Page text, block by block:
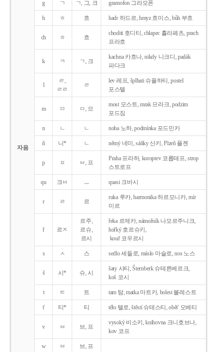
자음
g ㄱ ㄱ, 그, 크 gramofon 그라모폰
h ㅎ 흐 hadr 하드르, hmyz 흐미스, bůh 부흐
ch ㅎ 흐
choditi 호디티, chlapec 흘라페츠, prach
프라흐
k ㅋ ㄱ, 크
kachna 카흐나, nikdy 니크디, padák
파다크
l
ㄹ,
ㄹㄹ
ㄹ
lev 레프, šplhati 슈플하티, postel
포스텔
m ㅁ ㅁ, 므
most 모스트, mrak 므라크, podzim
포드짐
n ㄴ ㄴ noha 노하, podmínka 포드민카
ň 니* ㄴ němý 네미, sáňky 산키, Plzeň 플젠
p ㅍ ㅂ, 프
Praha 프라하, koroptev 코롭테프, strop
스트로프
qu 크ㅂ ㅡ quasi 크바시
r ㄹ 르
ruka 루카, harmonika 하르모니카, mír
미르
ř 르ㅈ
르주,
르슈,
르시
řeka 르제카, námořník 나모르주니크,
hořký 호르슈키,
kouř 코우르시
s ㅅ 스 sedlo 세들로, máslo 마슬로, nos 노스
š 시* 슈, 시
šaty 샤티, Šternberk 슈테른베르크,
koš 코시
t ㅌ 트 tam 탐, matka 마트카, bolest 볼레스트
t' 티* 티 tělo 텔로, štěstí 슈테스티, obět' 오베티
v ㅂ 브, 프
vysoký 비소키, knihovna 크니호브나,
kov 코프
w ㅂ 브, 프